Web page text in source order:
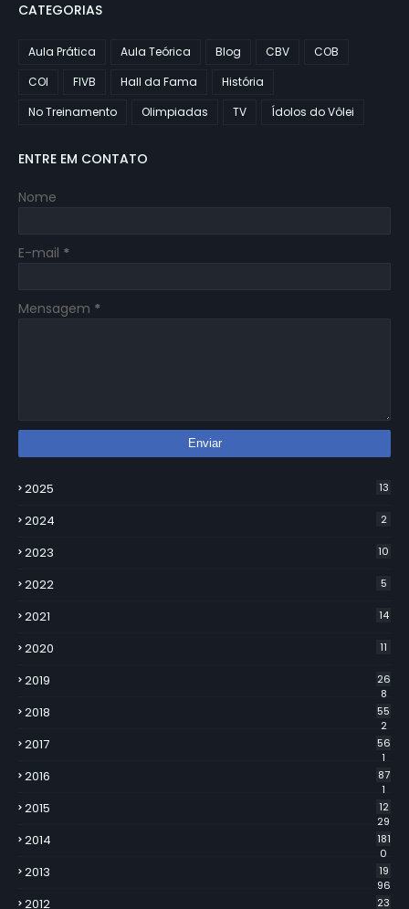
CATEGORIAS
Aula Prática Aula Teórica Blog CBV
COB
COI
FIVB Hall da Fama
História
No Treinamento
Olimpiadas TV Ídolos do Vôlei
ENTRE EM CONTATO
Nome
E-mail *
Mensagem *
2025 13
2024 2
2023 10
2022 5
2021 14
2020 11
2019
26
8
2018
55
2
2017
56
1
2016
87
1
2015
12
29
2014
181
0
2013
19
96
2012 23